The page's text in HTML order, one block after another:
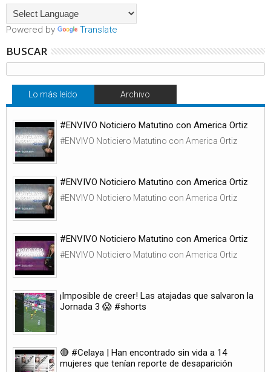
Powered by Translate
BUSCAR
Lo más leído Archivo
#ENVIVO Noticiero Matutino con America Ortiz
#ENVIVO Noticiero Matutino con America Ortiz
#ENVIVO Noticiero Matutino con America Ortiz
#ENVIVO Noticiero Matutino con America Ortiz
#ENVIVO Noticiero Matutino con America Ortiz
#ENVIVO Noticiero Matutino con America Ortiz
¡Imposible de creer! Las atajadas que salvaron la
Jornada 3 😱 #shorts
🔴 #Celaya | Han encontrado sin vida a 14
mujeres que tenían reporte de desaparición